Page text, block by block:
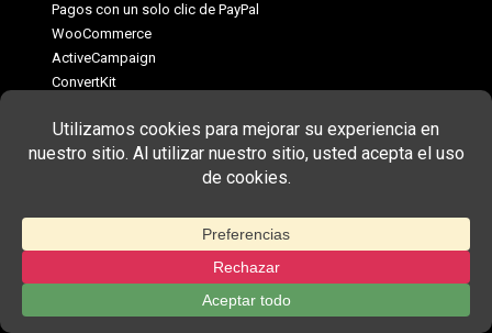
Pagos con un solo clic de PayPal
WooCommerce
ActiveCampaign
ConvertKit
MailChimp
GetResponse
Otros productos
MiembroPrensa